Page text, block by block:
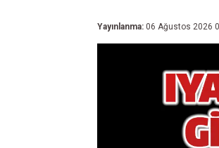
Yayınlanma: 06 Ağustos 2026